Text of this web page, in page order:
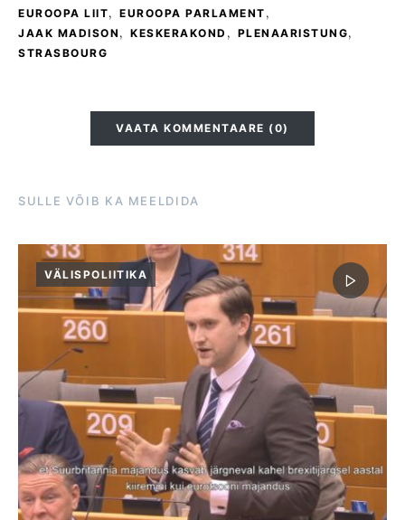
EUROOPA LIIT, EUROOPA PARLAMENT ,
JAAK MADISON , KESKERAKOND , PLENAARISTUNG,
STRASBOURG
VAATA KOMMENTAARE (0)
SULLE VÕIB KA MEELDIDA
VÄLISPOLIITIKA